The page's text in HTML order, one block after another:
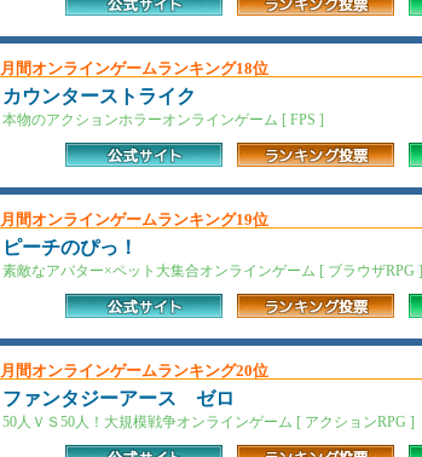
月間オンラインゲームランキング18位
カウンターストライク
本物のアクションホラーオンラインゲーム [ FPS ]
月間オンラインゲームランキング19位
ピーチのぴっ！
素敵なアバター×ペット大集合オンラインゲーム [ ブラウザRPG ]
月間オンラインゲームランキング20位
ファンタジーアース ゼロ
50人ＶＳ50人！大規模戦争オンラインゲーム [ アクションRPG ]